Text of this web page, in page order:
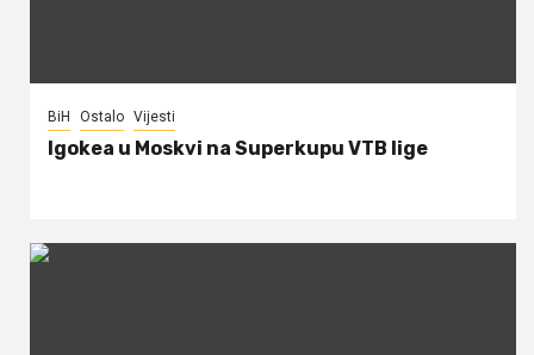
BiH Ostalo Vijesti
Igokea u Moskvi na Superkupu VTB lige